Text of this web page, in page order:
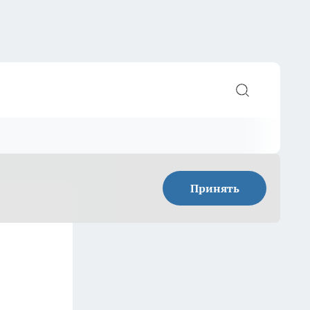
Принять